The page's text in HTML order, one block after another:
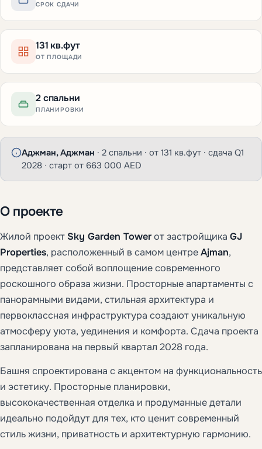
СРОК СДАЧИ
131 кв.фут
ОТ ПЛОЩАДИ
2 спальни
ПЛАНИРОВКИ
Аджман, Аджман · 2 спальни · от 131 кв.фут · сдача Q1
2028 · старт от 663 000 AED
О проекте
Жилой проект Sky Garden Towerот застройщика GJ
Properties, расположенный в самом центреAjman,
представляет собой воплощение современного
роскошного образа жизни. Просторные апартаменты с
панорамными видами, стильная архитектура и
первоклассная инфраструктура создают уникальную
атмосферу уюта, уединения и комфорта. Сдача проекта
запланирована на первый квартал 2028 года.
Башня спроектирована с акцентом на функциональность
и эстетику. Просторные планировки,
высококачественная отделка и продуманные детали
идеально подойдут для тех, кто ценит современный
стиль жизни, приватность и архитектурную гармонию.